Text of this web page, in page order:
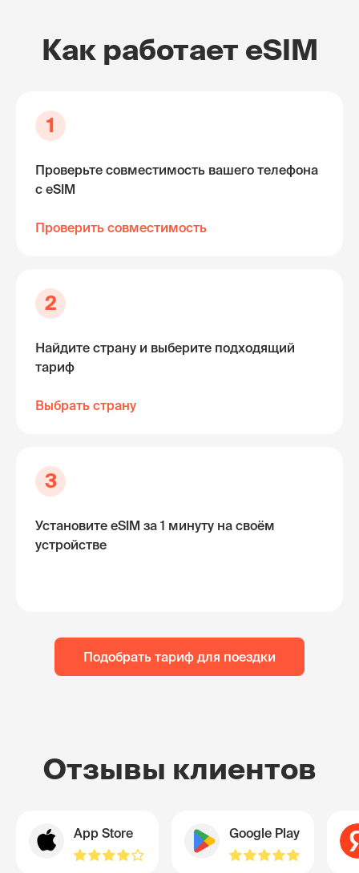
Как работает eSIM
1
Проверьте совместимость вашего телефона
с eSIM
Проверить совместимость
2
Найдите страну и выберите подходящий
тариф
Выбрать страну
3
Установите eSIM за 1 минуту на своём
устройстве
Подобрать тариф для поездки
Отзывы клиентов
App Store Google Play